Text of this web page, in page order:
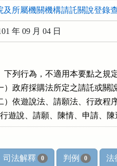
及所屬機關機構請託關說登錄
年 09 月 04 日
下列行為，不適用本要點之規
）政府採購法所定之請託或關
）依遊說法、請願法、行政
行遊說、請願、陳情、申請、
司法解釋 0 判例 0 法